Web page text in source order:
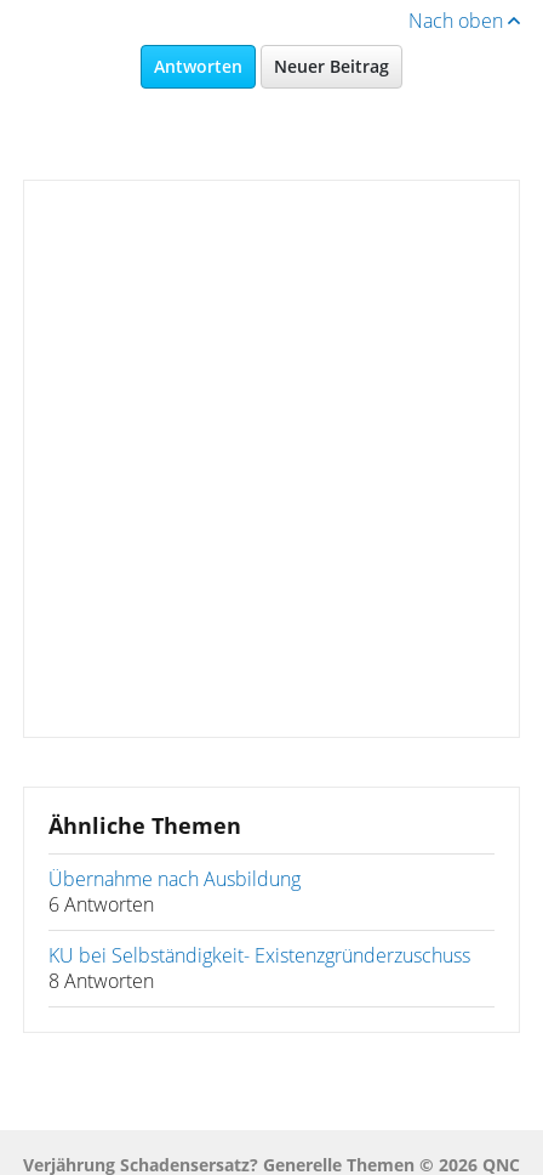
Nach oben
Antworten Neuer Beitrag
Ähnliche Themen
Übernahme nach Ausbildung
6 Antworten
KU bei Selbständigkeit- Existenzgründerzuschuss
8 Antworten
Verjährung Schadensersatz? Generelle Themen © 2026 QNC